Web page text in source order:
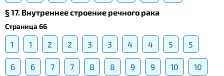
§ 17. Внутреннее строение речного рака
Страница 66
1 1 2 2 3 3 4 4 5 5
6 6 7 7 8 8 9 9 10 10